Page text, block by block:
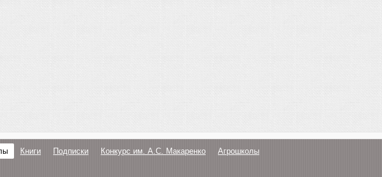
Книги Подписки Конкурс им. А.С. Макаренко Агрошколы